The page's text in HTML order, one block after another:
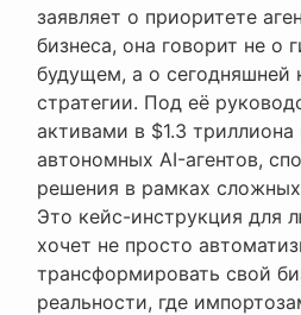
заявляет о приоритете
бизнеса, она говорит не о
будущем, а о сегодняшней
стратегии. Под её
активами в $1.3 триллиона
автономных AI-агентов,
решения в рамках
Это кейс-инструкция для
хочет не просто
трансформировать свой
реальности, где